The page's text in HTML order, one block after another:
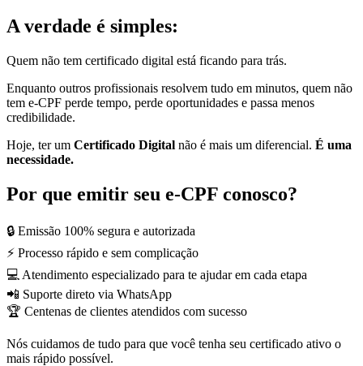
A verdade é simples:
Quem não tem certificado digital está ficando para trás.
Enquanto outros profissionais resolvem tudo em minutos, quem não
tem e-CPF perde tempo, perde oportunidades e passa menos
credibilidade.
Hoje, ter um Certificado Digital não é mais um diferencial. É uma
necessidade.
Por que emitir seu e-CPF conosco?
🔒 Emissão 100% segura e autorizada
⚡ Processo rápido e sem complicação
💻 Atendimento especializado para te ajudar em cada etapa
📲 Suporte direto via WhatsApp
🏆 Centenas de clientes atendidos com sucesso
Nós cuidamos de tudo para que você tenha seu certificado ativo o
mais rápido possível.